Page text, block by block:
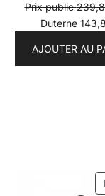
Prix public
Duterne
AJOUTER AU